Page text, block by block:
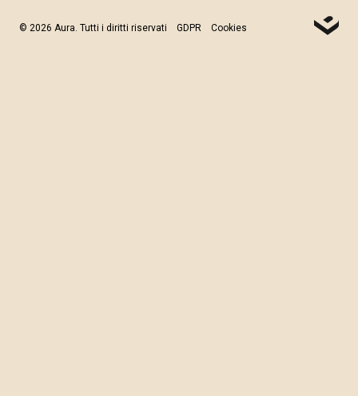
© 2026 Aura. Tutti i diritti riservati GDPR Cookies